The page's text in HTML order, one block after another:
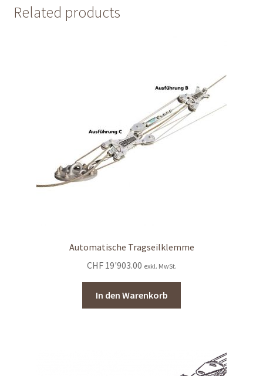
Related products
Automatische Tragseilklemme
CHF19'903.00 exkl. MwSt.
In den Warenkorb